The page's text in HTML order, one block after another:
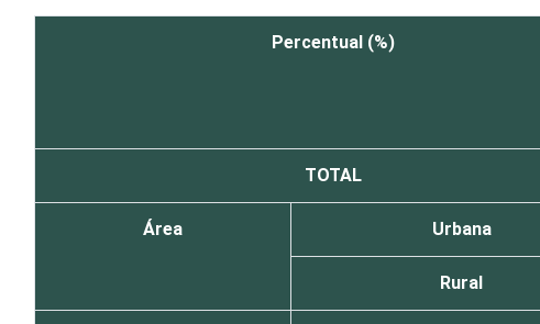
Percentual (%)
TOTAL
Área Urbana
Rural